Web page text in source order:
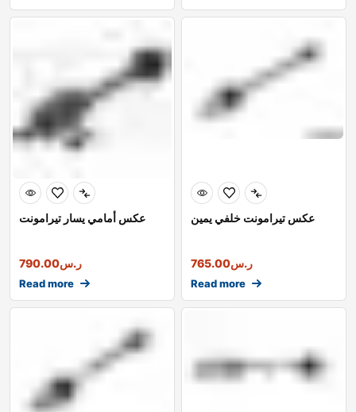
عكس أمامي يسار تيرامونت
ر.س790.00
Read more
عكس تيرامونت خلفي يمين
ر.س765.00
Read more